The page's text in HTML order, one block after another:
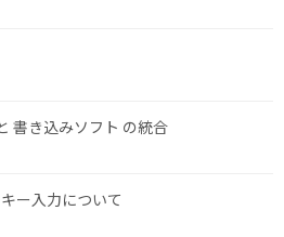
書き込みソフト の統合
ー入力について